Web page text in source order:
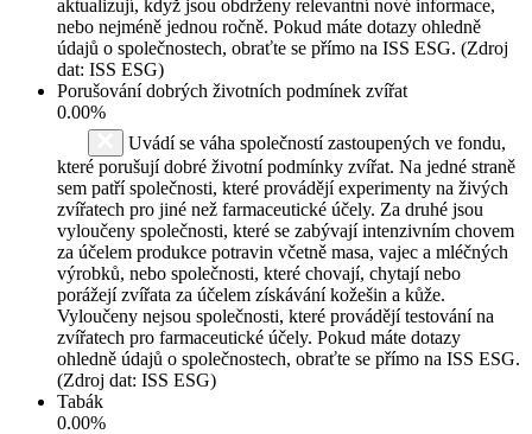
aktualizují, když jsou obdrženy relevantní nové informace,
nebo nejméně jednou ročně. Pokud máte dotazy ohledně
údajů o společnostech, obraťte se přímo na ISS ESG. (Zdroj
dat: ISS ESG)
Porušování dobrých životních podmínek zvířat
0.00%
Uvádí se váha společností zastoupených ve fondu,
které porušují dobré životní podmínky zvířat. Na jedné straně
sem patří společnosti, které provádějí experimenty na živých
zvířatech pro jiné než farmaceutické účely. Za druhé jsou
vyloučeny společnosti, které se zabývají intenzivním chovem
za účelem produkce potravin včetně masa, vajec a mléčných
výrobků, nebo společnosti, které chovají, chytají nebo
porážejí zvířata za účelem získávání kožešin a kůže.
Vyloučeny nejsou společnosti, které provádějí testování na
zvířatech pro farmaceutické účely. Pokud máte dotazy
ohledně údajů o společnostech, obraťte se přímo na ISS ESG.
(Zdroj dat: ISS ESG)
Tabák
0.00%